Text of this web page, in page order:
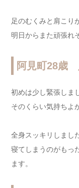
足のむくみと肩こり
明日からまた頑張れ
阿見町28歳
初めは少し緊張しま
そのくらい気持ちよ
全身スッキリしまし
寝てしまうのがもっ
ます。